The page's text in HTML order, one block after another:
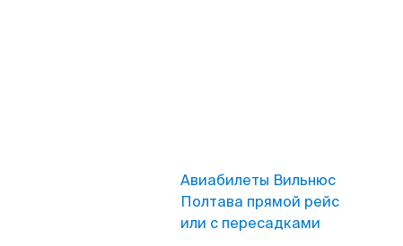
Авиабилеты Вильнюс
Полтава прямой рейс
или с пересадками